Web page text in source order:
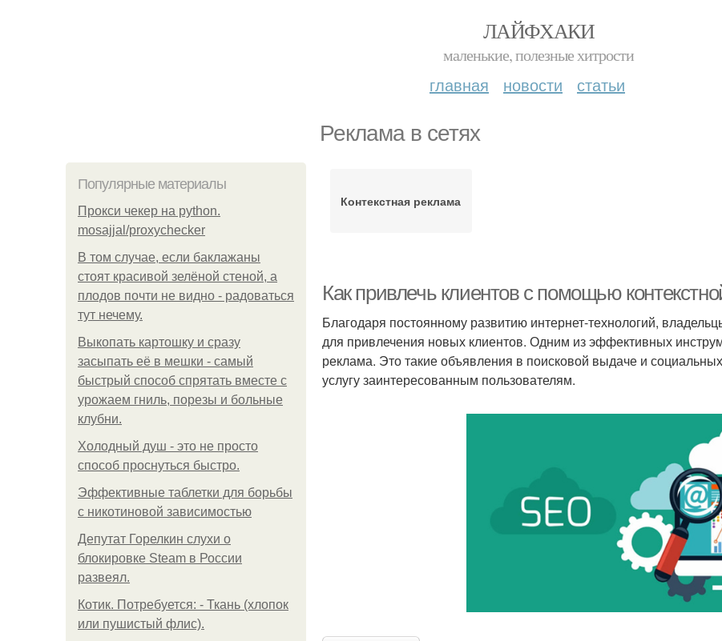
ЛАЙФХАКИ
маленькие, полезные хитрости
главная новости статьи
Реклама в сетях
Популярные материалы
Прокси чекер на python.
mosajjal/proxychecker
В том случае, если баклажаны
стоят красивой зелёной стеной, а
плодов почти не видно - радоваться
тут нечему.
Выкопать картошку и сразу
засыпать её в мешки - самый
быстрый способ спрятать вместе с
урожаем гниль, порезы и больные
клубни.
Холодный душ - это не просто
способ проснуться быстро.
Эффективные таблетки для борьбы
с никотиновой зависимостью
Депутат Горелкин слухи о
блокировке Steam в России
развеял.
Котик. Потребуется: - Ткань (хлопок
или пушистый флис).
Контекстная реклама
Как привлечь клиентов с помощью
Благодаря постоянному развитию интернет-технологий,
для привлечения новых клиентов. Одним из эффективных
реклама. Это такие объявления в поисковой выдаче и
услугу заинтересованным пользователям.